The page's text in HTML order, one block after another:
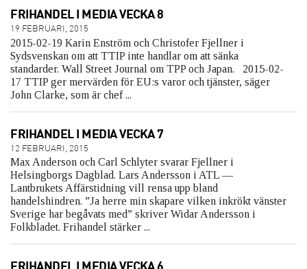
FRIHANDEL I MEDIA VECKA 8
19 FEBRUARI, 2015
2015-02-19 Karin Enström och Christofer Fjellner i
Sydsvenskan om att TTIP inte handlar om att sänka
standarder. Wall Street Journal om TPP och Japan. 2015-02-
17 TTIP ger mervärden för EU:s varor och tjänster, säger
John Clarke, som är chef ...
FRIHANDEL I MEDIA VECKA 7
12 FEBRUARI, 2015
Max Anderson och Carl Schlyter svarar Fjellner i
Helsingborgs Dagblad. Lars Andersson i ATL —
Lantbrukets Affärstidning vill rensa upp bland
handelshindren. ”Ja herre min skapare vilken inkrökt vänster
Sverige har begåvats med” skriver Widar Andersson i
Folkbladet. Frihandel stärker ...
FRIHANDEL I MEDIA VECKA 6